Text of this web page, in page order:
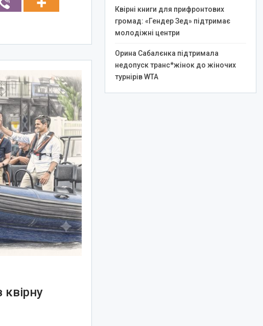
Квірні книги для прифронтових
громад: «Гендер Зед» підтримає
молодіжні центри
Орина Сабалєнка підтримала
недопуск транс*жінок до жіночих
турнірів WTA